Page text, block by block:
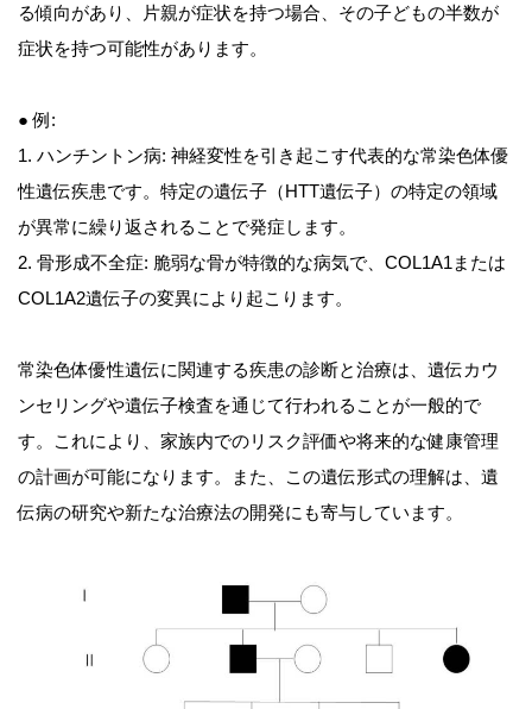
る傾向があり、片親が症状を持つ場合、その子どもの半数が
症状を持つ可能性があります。
● 例:
1. ハンチントン病: 神経変性を引き起こす代表的な常染色体優
性遺伝疾患です。特定の遺伝子（HTT遺伝子）の特定の領域
が異常に繰り返されることで発症します。
2. 骨形成不全症: 脆弱な骨が特徴的な病気で、COL1A1または
COL1A2遺伝子の変異により起こります。
常染色体優性遺伝に関連する疾患の診断と治療は、遺伝カウ
ンセリングや遺伝子検査を通じて行われることが一般的で
す。これにより、家族内でのリスク評価や将来的な健康管理
の計画が可能になります。また、この遺伝形式の理解は、遺
伝病の研究や新たな治療法の開発にも寄与しています。